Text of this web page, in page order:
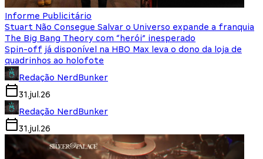
Informe Publicitário
Stuart Não Consegue Salvar o Universo expande a franquia
The Big Bang Theory com “herói” inesperado
Spin-off já disponível na HBO Max leva o dono da loja de
quadrinhos ao holofote
Redação NerdBunker
31.jul.26
Redação NerdBunker
31.jul.26